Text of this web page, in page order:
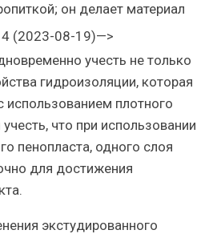
он делает материал
(2023-08-19)—>
учесть не только
гидроизоляции, которая
использованием плотного
что при использовании
пенопласта, одного слоя
для достижения
экстудированного